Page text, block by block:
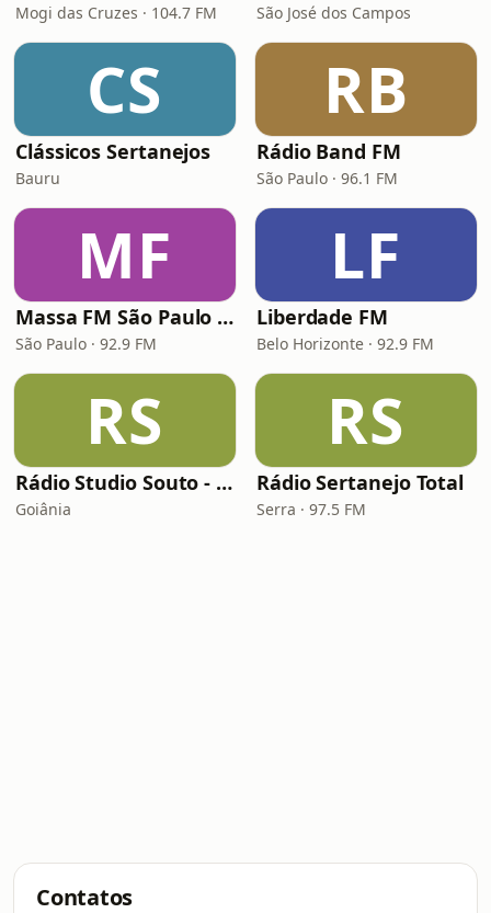
Mogi das Cruzes · 104.7 FM São José dos Campos
CS
Clássicos Sertanejos
Bauru
RB
Rádio Band FM
São Paulo · 96.1 FM
MF
Massa FM São Paulo 92.9
São Paulo · 92.9 FM
LF
Liberdade FM
Belo Horizonte · 92.9 FM
RS
Rádio Studio Souto - Sertaneja
Goiânia
RS
Rádio Sertanejo Total
Serra · 97.5 FM
Contatos